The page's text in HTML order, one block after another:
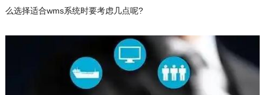
么选择适合wms系统时要考虑几点呢?